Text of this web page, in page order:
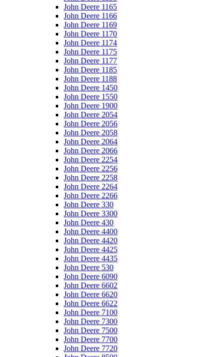
John Deere 1165
John Deere 1166
John Deere 1169
John Deere 1170
John Deere 1174
John Deere 1175
John Deere 1177
John Deere 1185
John Deere 1188
John Deere 1450
John Deere 1550
John Deere 1900
John Deere 2054
John Deere 2056
John Deere 2058
John Deere 2064
John Deere 2066
John Deere 2254
John Deere 2256
John Deere 2258
John Deere 2264
John Deere 2266
John Deere 330
John Deere 3300
John Deere 430
John Deere 4400
John Deere 4420
John Deere 4425
John Deere 4435
John Deere 530
John Deere 6090
John Deere 6602
John Deere 6620
John Deere 6622
John Deere 7100
John Deere 7300
John Deere 7500
John Deere 7700
John Deere 7720